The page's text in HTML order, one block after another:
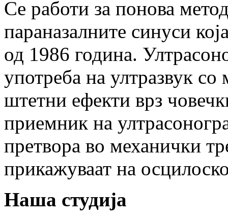
Се работи за понова
параназалните синуси
од 1986 година.
употреба на ултразвук
штетни ефекти врз
приемник на
претвора во механички
прикажуваат на
Наша студија